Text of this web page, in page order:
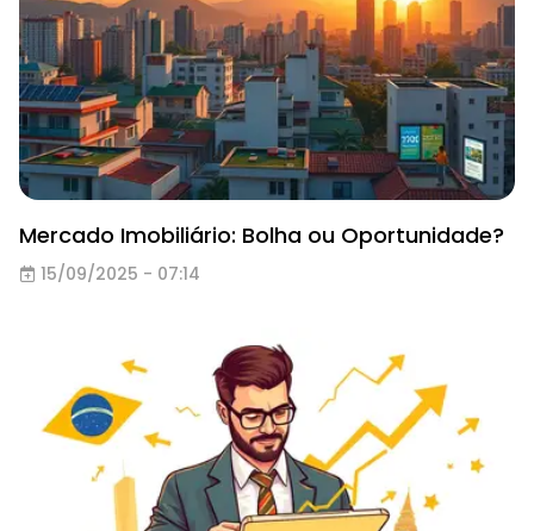
Mercado Imobiliário: Bolha ou Oportunidade?
15/09/2025 - 07:14